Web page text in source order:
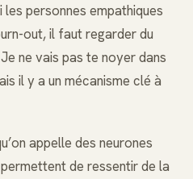
personnes empathiques
out, il faut regarder du
ne vais pas te noyer dans
il y a un mécanisme clé à
appelle des neurones
de ressentir de la